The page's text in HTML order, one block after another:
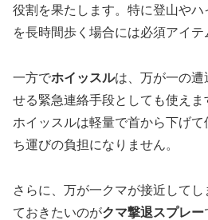
役割を果たします。特に登山や
を長時間歩く場合には必須アイテ
一方でホイッスルは、万が一の
せる緊急連絡手段としても使え
ホイッスルは軽量で首から下げ
ち運びの負担になりません。
さらに、万が一クマが接近して
ておきたいのがクマ撃退スプレー